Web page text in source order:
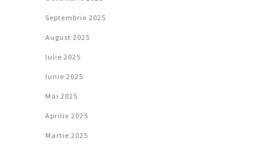
Septembrie 2025
August 2025
Iulie 2025
Iunie 2025
Mai 2025
Aprilie 2025
Martie 2025